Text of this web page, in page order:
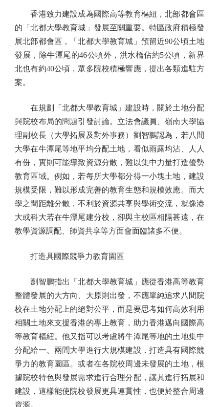
香港致力建設成為國際高等教育樞紐，北部都會區
的「北都大學教育城」發展至關重要。特區政府積極發
展北部都會區，「北都大學教育城」預留近90公頃土地
發展，除牛潭尾的46公頃外，洪水橋佔約5公頃，新界
北也有約40公頃，眾多院校積極響應，提出各類進駐方
案。
在規劃「北都大學教育城」建設時，關於土地分配
與院校布局的問題引發討論。立法會議員、嶺南大學協
理副校長（大學拓展及對外事務）劉智鵬認為，若八間
大學在牛潭尾等地平均分配土地，看似雨露均沾、人人
有份，實則可能導致資源分散，難以集中力量打造優勢
教育區域。例如，若每所大學都分得一小塊土地，建設
規模受限，難以形成完善的教育生態和規模效應。而大
學之間距離分散，不利於資源共享與學術交流，就像港
大或科大若在牛潭尾建分校，卻與主校區相隔甚遠，在
教學資源調配、師資共享等方面會面臨諸多不便。
打造具國際競爭力教育園區
劉智鵬指出「北都大學教育城」應從香港高等教育
整體發展的大方向、大原則出發，不應單純追求八間院
校在土地分配上的絕對公平，而是要思考如何高效利用
相關土地來支援香港的專上教育，助力香港邁向國際高
等教育樞紐。他又指可以考慮將牛潭尾等地的土地集中
分配給一、兩間大學進行大規模建設，打造具有國際競
爭力的教育園區。或者在各院校周邊未發展的土地，根
據院校特色與發展需求進行合理分配，讓其進行拓展和
建設，這樣能使院校發展更具連貫性，也便於整合周邊
資源。